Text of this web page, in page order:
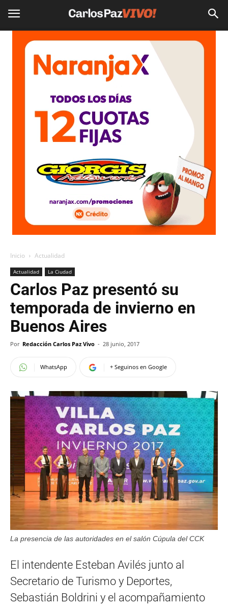
Inicio Actualidad
Actualidad La Ciudad
Carlos Paz presentó su
temporada de invierno en
Buenos Aires
Por Redacción Carlos Paz Vivo - 28 junio, 2017
WhatsApp + Seguinos en Google
La presencia de las autoridades en el salón Cúpula del CCK
El intendente Esteban Avilés junto al
Secretario de Turismo y Deportes,
Sebastián Boldrini y el acompañamiento